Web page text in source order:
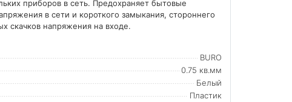
приборов в сеть. Предохраняет бытовые
в сети и короткого замыкания, стороннего
скачков напряжения на входе.
BURO
0.75 кв.мм
Белый
Пластик